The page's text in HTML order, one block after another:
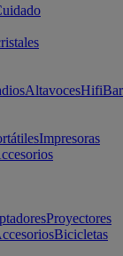
AltavocesHifi
Impresoras
Proyectores
Bicicletas